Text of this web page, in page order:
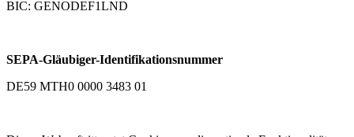
BIC: GENODEF1LND
SEPA-Gläubiger-Identifikationsnummer
DE59 MTH0 0000 3483 01